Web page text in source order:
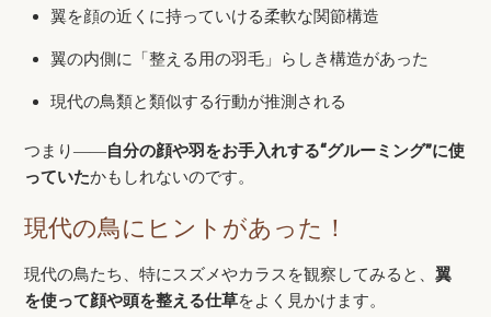
翼を顔の近くに持っていける柔軟な関節構造
翼の内側に「整える用の羽毛」らしき構造があった
現代の鳥類と類似する行動が推測される
つまり――自分の顔や羽をお手入れする“グルーミング”に使
っていたかもしれないのです。
現代の鳥にヒントがあった！
現代の鳥たち、特にスズメやカラスを観察してみると、翼
を使って顔や頭を整える仕草をよく見かけます。